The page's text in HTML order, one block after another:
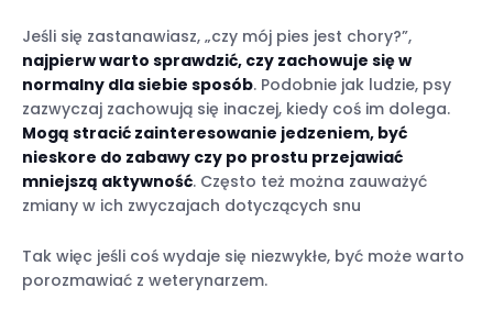
Pies śpi cały dzień
Wymioty
Biegunka
Utrata apetytu
Jak karmić chorego psa, który nie ma
apetytu
Zmiany częstotliwości oddawania moczu
Wzrost lub utrata wagi
Problemy z chodzeniem
Jeśli się zastanawiasz, „czy mój pies jest chory?”,
najpierw warto sprawdzić, czy zachowuje się w
normalny dla siebie sposób. Podobnie jak ludzie, psy
zazwyczaj zachowują się inaczej, kiedy coś im dolega.
Mogą stracić zainteresowanie jedzeniem, być
nieskore do zabawy czy po prostu przejawiać
mniejszą aktywność. Często też można zauważyć
zmiany w ich zwyczajach dotyczących snu
Tak więc jeśli coś wydaje się niezwykłe, być może warto
porozmawiać z weterynarzem.